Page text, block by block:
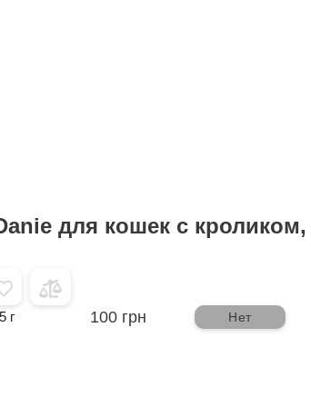
для кошек с кроликом,
г 100 грн Нет